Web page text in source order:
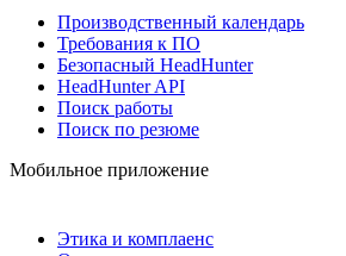
Производственный календарь
Требования к ПО
Безопасный HeadHunter
HeadHunter API
Поиск работы
Поиск по резюме
Мобильное приложение
Этика и комплаенс